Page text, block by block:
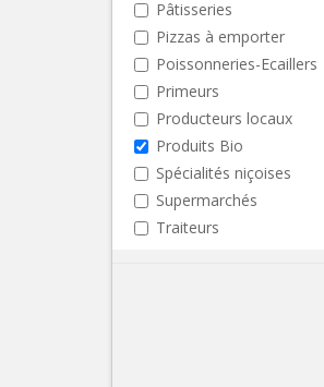
Pâtisseries
Pizzas à emporter
Poissonneries-Ecaillers
Primeurs
Producteurs locaux
Produits Bio
Spécialités niçoises
Supermarchés
Traiteurs